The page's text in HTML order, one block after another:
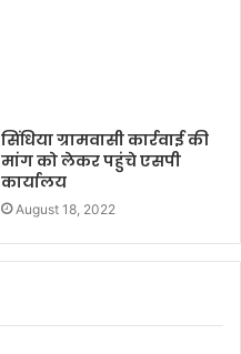
सिंधिया ग्रामवासी कार्रवाई की
मांग को लेकर पहुंचे एसपी
कार्यालय
August 18, 2022